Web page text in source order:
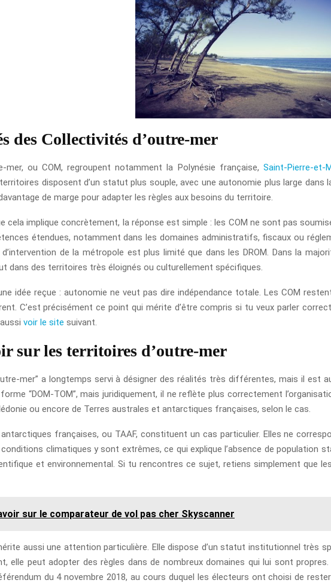
des Collectivités d’outre-mer
mer, ou COM, regroupent notamment la Polynésie française, Saint-Pierre-et-
disposent d’un statut plus souple, avec une autonomie plus large
de marge pour adapter les règles aux besoins du territoire.
cela implique concrètement, la réponse est simple : les COM ne sont pas
étendues, notamment dans les domaines administratifs, fiscaux ou
de la métropole est plus limité que dans les DROM. Dans la
dans des territoires très éloignés ou culturellement spécifiques.
idée reçue : autonomie ne veut pas dire indépendance totale. Les COM
C’est précisément ce point qui mérite d’être compris si tu veux parler
voir le site suivant.
sur les territoires d’outre-mer
mer” a longtemps servi à désigner des réalités très différentes, mais il est
“DOM-TOM”, mais juridiquement, il ne reflète plus correctement
ou encore de Terres australes et antarctiques françaises, selon le cas.
françaises, ou TAAF, constituent un cas particulier. Elles ne
climatiques y sont extrêmes, ce qui explique l’absence de population
et environnemental. Si tu rencontres ce sujet, retiens simplement que
sur le comparateur de vol pas cher Skyscanner
aussi une attention particulière. Elle dispose d’un statut institutionnel très
elle peut adopter des règles dans de nombreux domaines qui lui sont
du 4 novembre 2018, au cours duquel les électeurs ont choisi de